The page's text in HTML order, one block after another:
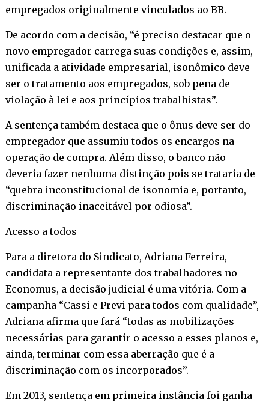
empregados originalmente vinculados ao BB.
De acordo com a decisão, “é preciso destacar que o
novo empregador carrega suas condições e, assim,
unificada a atividade empresarial, isonômico deve
ser o tratamento aos empregados, sob pena de
violação à lei e aos princípios trabalhistas”.
A sentença também destaca que o ônus deve ser do
empregador que assumiu todos os encargos na
operação de compra. Além disso, o banco não
deveria fazer nenhuma distinção pois se trataria de
“quebra inconstitucional de isonomia e, portanto,
discriminação inaceitável por odiosa”.
Acesso a todos
Para a diretora do Sindicato, Adriana Ferreira,
candidata a representante dos trabalhadores no
Economus, a decisão judicial é uma vitória. Com a
campanha “Cassi e Previ para todos com qualidade”,
Adriana afirma que fará “todas as mobilizações
necessárias para garantir o acesso a esses planos e,
ainda, terminar com essa aberração que é a
discriminação com os incorporados”.
Em 2013, sentença em primeira instância foi ganha